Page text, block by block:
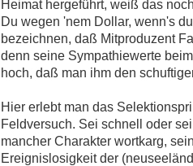
Heimat hergeführt, weiß das
Du wegen 'nem Dollar, wenn's
bezeichnen, daß Mitproduzent
denn seine Sympathiewerte
hoch, daß man ihm den
Hier erlebt man das
Feldversuch. Sei schnell oder
mancher Charakter wortkarg,
Ereignislosigkeit der